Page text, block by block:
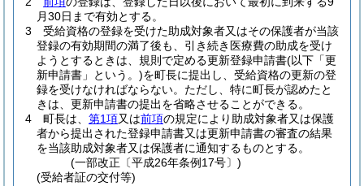
月30日まで有効とする。
3
受給資格の登録を受けた助成対象者又はその保護者が当該
登録の有効期間の満了後も、引き続き医療費の助成を受け
ようとするときは、規則で定める更新登録申請書(以下「更
新申請書」という。)を町長に提出し、受給資格の更新の登
録を受けなければならない。 ただし、特に町長が認めたと
きは、更新申請書の提出を省略させることができる。
4
町長は、 第1項又は前項の規定により助成対象者又は保護
者から提出された登録申請書又は更新申請書の審査の結果
を当該助成対象者又は保護者に通知するものとする。
(一部改正〔平成26年条例17号〕)
(受給者証の交付等)